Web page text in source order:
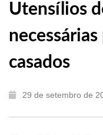
Utensílios
casados
29 de setembro de